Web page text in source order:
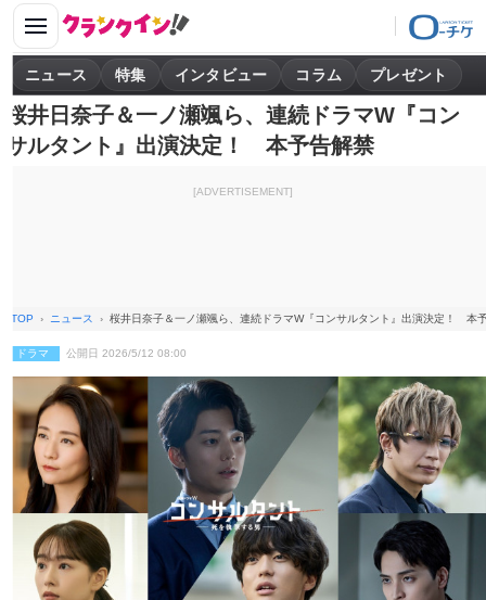
ニュース 特集 インタビュー コラム プレゼント
桜井日奈子＆一ノ瀬颯ら、連続ドラマW『コン
サルタント』出演決定！ 本予告解禁
[ADVERTISEMENT]
TOP ニュース 桜井日奈子＆一ノ瀬颯ら、連続ドラマW『コンサルタント』出演決定！ 本
ドラマ 公開日 2026/5/12 08:00